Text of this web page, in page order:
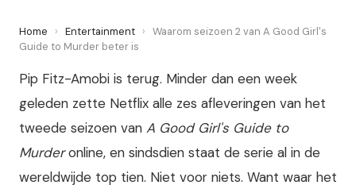
Home › Entertainment › Waarom seizoen 2 van A Good Girl's
Guide to Murder beter is
Pip Fitz-Amobi is terug. Minder dan een week
geleden zette Netflix alle zes afleveringen van het
tweede seizoen van A Good Girl's Guide to
Murderonline, en sindsdien staat de serie al in de
wereldwijde top tien. Niet voor niets. Want waar het